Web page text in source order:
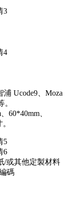
浦 Ucode9、Moza
。
60*40mm、
/或其他定製材料
碼